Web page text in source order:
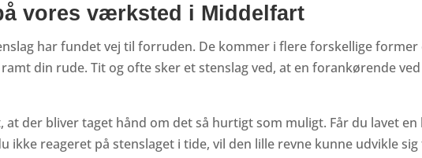
vores værksted i Middelfart
har fundet vej til forruden. De kommer i flere forskellige
din rude. Tit og ofte sker et stenslag ved, at en forankørende ved
der bliver taget hånd om det så hurtigt som muligt. Får du lavet
ikke reageret på stenslaget i tide, vil den lille revne kunne udvikle